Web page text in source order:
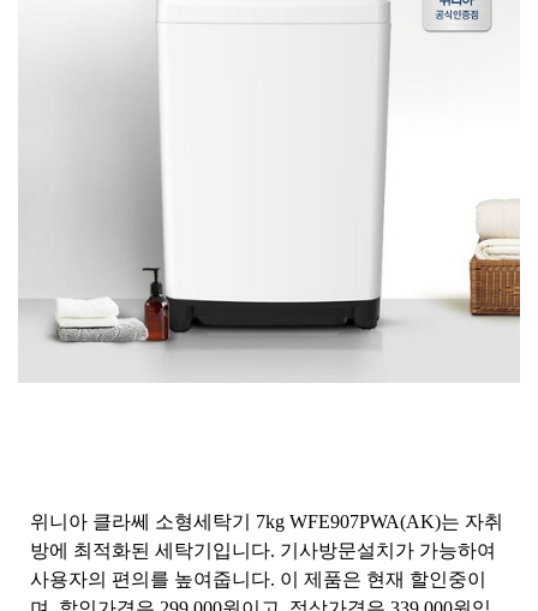
위니아 클라쎄 소형세탁기 7kg WFE907PWA(AK)는 자취
방에 최적화된 세탁기입니다. 기사방문설치가 가능하여
사용자의 편의를 높여줍니다. 이 제품은 현재 할인중이